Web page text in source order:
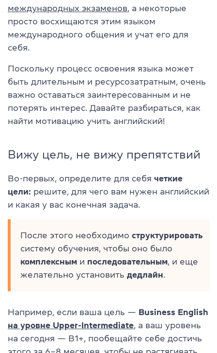
международных экзаменов , а некоторые
просто восхищаются этим языком
международного общения и учат его для
себя.
Поскольку процесс освоения языка может
быть длительным и ресурсозатратным, очень
важно оставаться заинтересованным и не
потерять интерес. Давайте разбираться, как
найти мотивацию учить английский!
Вижу цель, не вижу препятствий
Во-первых, определите для себя четкие
цели: решите, для чего вам нужен английский
и какая у вас конечная задача.
После этого необходимо структурировать
систему обучения, чтобы оно было
комплексным и последовательным , и еще
желательно установить дедлайн
Например, если ваша цель — Business English
на уровне Upper-Intermediate , а ваш уровень
на сегодня — В1+, пообещайте себе достичь